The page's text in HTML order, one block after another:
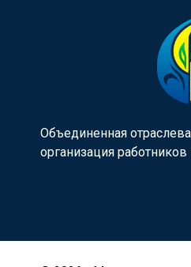
Объединенная
организация